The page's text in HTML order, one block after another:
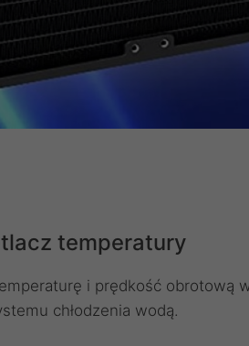
temperatury
i prędkość obrotową
chłodzenia wodą.